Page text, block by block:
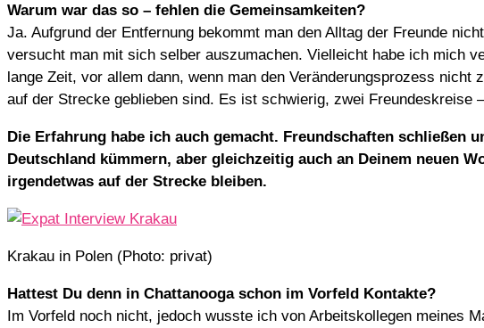
Warum war das so – fehlen die Gemeinsamkeiten?
Ja. Aufgrund der Entfernung bekommt man den Alltag der Freunde
versucht man mit sich selber auszumachen. Vielleicht habe ich mich
lange Zeit, vor allem dann, wenn man den Veränderungsprozess
auf der Strecke geblieben sind. Es ist schwierig, zwei Freundeskreise
Die Erfahrung habe ich auch gemacht. Freundschaften schließen
Deutschland kümmern, aber gleichzeitig auch an Deinem neuen
irgendetwas auf der Strecke bleiben.
Krakau in Polen (Photo: privat)
Hattest Du denn in Chattanooga schon im Vorfeld Kontakte?
Im Vorfeld noch nicht, jedoch wusste ich von Arbeitskollegen meines